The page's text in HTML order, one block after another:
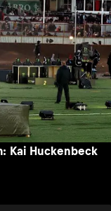
Kai Huckenbeck